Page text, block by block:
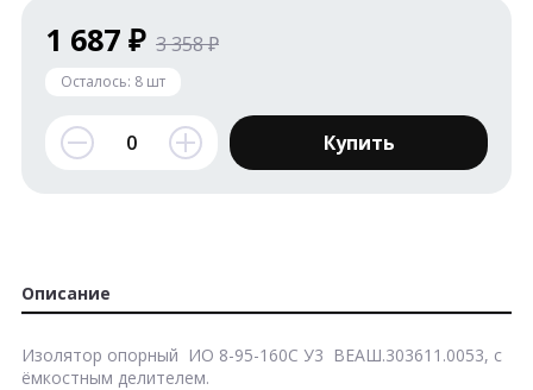
1 687 ₽ 3 358 ₽
Осталось: 8 шт
Купить
Описание
Изолятор опорный ИО 8-95-160С У3 ВЕАШ.303611.0053, с
ёмкостным делителем.